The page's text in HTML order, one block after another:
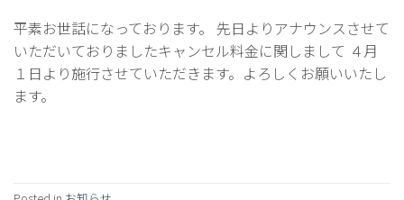
平素お世話になっております。 先日よりアナウンスさせて
いただいておりましたキャンセル料金に関しまして ４月
１日より施行させていただきます。よろしくお願いいたし
ます。